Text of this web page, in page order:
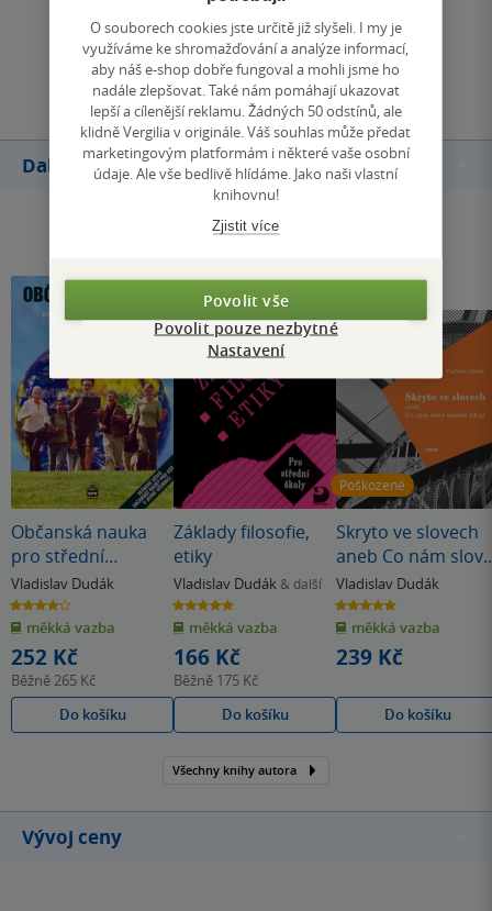
Zobrazit všechna hodnocení
Přidat hodnocení
Další knihy autora
Občanská nauka
pro střední
odborné školy
Vladislav Dudák
4.0
z
5
hvězdiček
měkká vazba
252 Kč
Běžně265 Kč
Do košíku
Základy filosofie,
etiky
Vladislav Dudák & další
5.0
z
5
hvězdiček
měkká vazba
166 Kč
Běžně 175 Kč
Do košíku
Poškozené
Skryto ve slovech
aneb Co nám slova
vlastně říkají
(poškozené)
Vladislav Dudák
5.0
z
5
hvězdiček
měkká vazba
239 Kč
Do košíku
Všechny knihy autora
Vývoj ceny
O souborech cookies jste určitě již slyšeli. I my je
využíváme ke shromažďování a analýze informací,
aby náš e-shop dobře fungoval a mohli jsme ho
nadále zlepšovat. Také nám pomáhají ukazovat
lepší a cílenější reklamu. Žádných 50 odstínů, ale
klidně Vergilia v originále. Váš souhlas může předat
marketingovým platformám i některé vaše osobní
údaje. Ale vše bedlivě hlídáme. Jako naši vlastní
knihovnu!
Zjistit více
Povolit vše
Povolit pouze nezbytné
Nastavení